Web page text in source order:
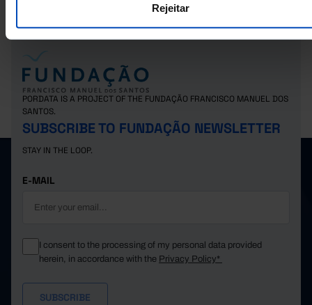
Rejeitar
PORDATA IS A PROJECT OF THE FUNDAÇÃO FRANCISCO MANUEL DOS
SANTOS.
SUBSCRIBE TO FUNDAÇÃO NEWSLETTER
STAY IN THE LOOP.
E-MAIL
I consent to the processing of my personal data provided
herein, in accordance with the Privacy Policy*